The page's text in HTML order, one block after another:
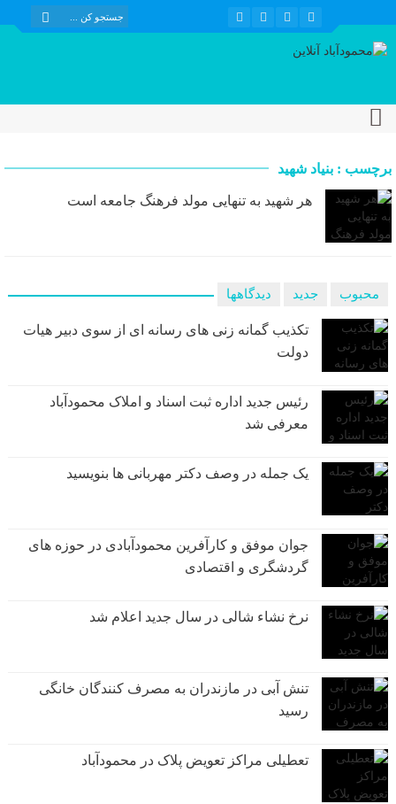
برچسب : بنیاد شهید
هر شهید به تنهایی مولد فرهنگ جامعه است
محبوب جدید دیدگاهها
تکذیب گمانه زنی های رسانه ای از سوی دبیر هیات
دولت
رئیس جدید اداره ثبت اسناد و املاک محمودآباد
معرفی شد
یک جمله در وصف دکتر مهربانی ها بنویسید
جوان موفق و کارآفرین محمودآبادی در حوزه های
گردشگری و اقتصادی
نرخ نشاء شالی در سال جدید اعلام شد
تنش آبی در مازندران به مصرف كنندگان خانگی
رسيد
تعطیلی مراکز تعویض پلاک در محمودآباد